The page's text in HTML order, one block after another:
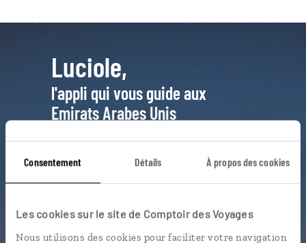
Consentement Détails À propos des cookies
Les cookies sur le site de Comptoir des Voyages
Nous utilisons des cookies pour faciliter votre navigation
Luciole,
l'appli qui vous guide aux
Emirats Arabes Unis
L’itinéraire vers votreguesthouse
en 1 clic
Notre sélection derooftopsà
Les quartiers les plus tendances
géolocalisés